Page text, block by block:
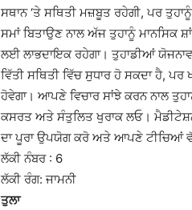
ਸਥਾਨ ‘ਤੇ ਸਥਿਤੀ ਮਜ਼ਬੂਤ ​​ਰਹੇਗੀ, ਪਰ
ਸਮਾਂ ਬਿਤਾਉਣ ਨਾਲ ਅੱਜ ਤੁਹਾਨੂੰ ਮਾਨਸਿਕ
ਲਈ ਲਾਭਦਾਇਕ ਰਹੇਗਾ। ਤੁਹਾਡੀਆਂ
ਵਿੱਤੀ ਸਥਿਤੀ ਵਿੱਚ ਸੁਧਾਰ ਹੋ ਸਕਦਾ ਹੈ,
ਹੋਵੇਗਾ। ਆਪਣੇ ਵਿਚਾਰ ਸਾਂਝੇ ਕਰਨ ਨਾਲ
ਕਸਰਤ ਅਤੇ ਸੰਤੁਲਿਤ ਖੁਰਾਕ ਲਓ।
ਦਾ ਪੂਰਾ ਉਪਯੋਗ ਕਰੋ ਅਤੇ ਆਪਣੇ ਟੀਚਿਆਂ
ਲੱਕੀ ਨੰਬਰ : 6
ਲੱਕੀ ਰੰਗ: ਜਾਮਨੀ
ਤੁਲਾ